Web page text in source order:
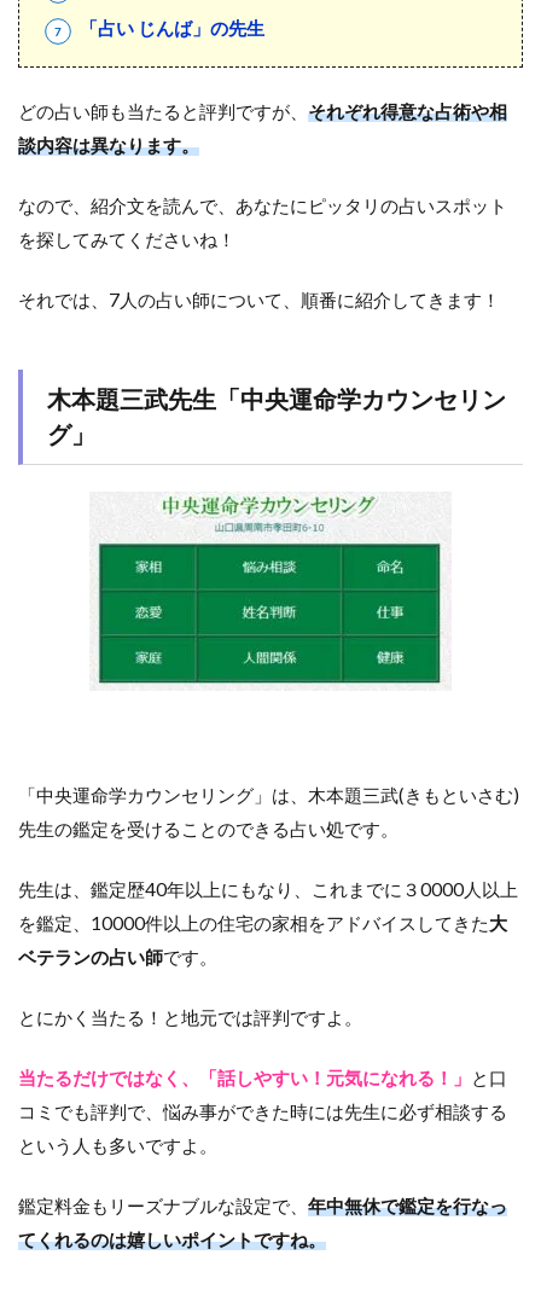
「占い じんば」の先生
どの占い師も当たると評判ですが、 それぞれ得意な占術や相
談内容は異なります。
なので、紹介文を読んで、あなたにピッタリの占いスポット
を探してみてくださいね！
それでは、7人の占い師について、順番に紹介してきます！
木本題三武先生「中央運命学カウンセリン
グ」
「中央運命学カウンセリング」は、木本題三武(きもといさむ)
先生の鑑定を受けることのできる占い処です。
先生は、鑑定歴40年以上にもなり、これまでに３0000人以上
を鑑定、10000件以上の住宅の家相をアドバイスしてきた大
ベテランの占い師です。
とにかく当たる！と地元では評判ですよ。
当たるだけではなく、「話しやすい！元気になれる！」 と口
コミでも評判で、悩み事ができた時には先生に必ず相談する
という人も多いですよ。
鑑定料金もリーズナブルな設定で、 年中無休で鑑定を行なっ
てくれるのは嬉しいポイントですね。